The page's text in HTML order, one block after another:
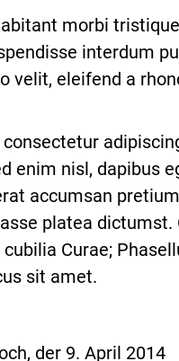
morbi
interdum
eleifend a
enim nisl, dapibus
accumsan
platea
Curae;
sit amet.
der 9. April 2014